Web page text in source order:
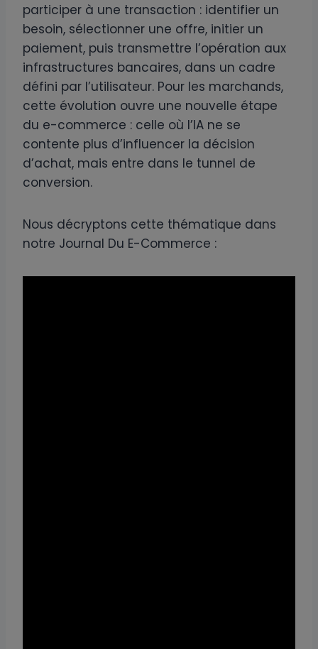
participer à une transaction : identifier un
besoin, sélectionner une offre, initier un
paiement, puis transmettre l’opération aux
infrastructures bancaires, dans un cadre
défini par l’utilisateur. Pour les marchands,
cette évolution ouvre une nouvelle étape
du e-commerce : celle où l’IA ne se
contente plus d’influencer la décision
d’achat, mais entre dans le tunnel de
conversion.
Nous décryptons cette thématique dans
notre Journal Du E-Commerce :